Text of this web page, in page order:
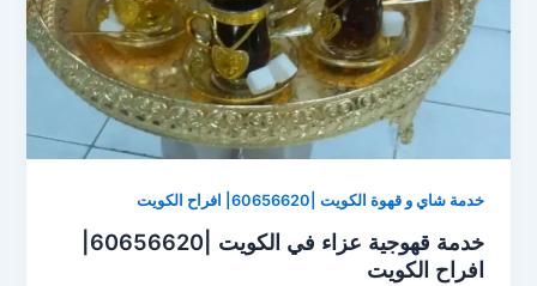
خدمة شاي و قهوة الكويت |60656620| افراح الكويت
افراح الكويت